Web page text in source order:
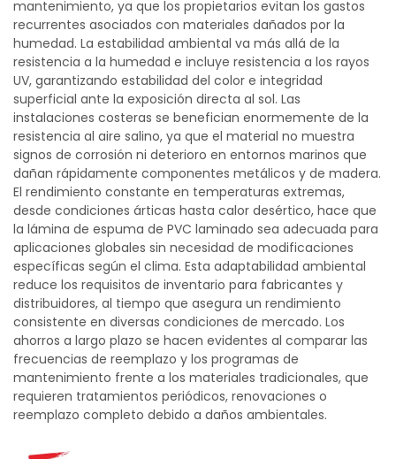
mantenimiento, ya que los propietarios evitan los gastos
recurrentes asociados con materiales dañados por la
humedad. La estabilidad ambiental va más allá de la
resistencia a la humedad e incluye resistencia a los rayos
UV, garantizando estabilidad del color e integridad
superficial ante la exposición directa al sol. Las
instalaciones costeras se benefician enormemente de la
resistencia al aire salino, ya que el material no muestra
signos de corrosión ni deterioro en entornos marinos que
dañan rápidamente componentes metálicos y de madera.
El rendimiento constante en temperaturas extremas,
desde condiciones árticas hasta calor desértico, hace que
la lámina de espuma de PVC laminado sea adecuada para
aplicaciones globales sin necesidad de modificaciones
específicas según el clima. Esta adaptabilidad ambiental
reduce los requisitos de inventario para fabricantes y
distribuidores, al tiempo que asegura un rendimiento
consistente en diversas condiciones de mercado. Los
ahorros a largo plazo se hacen evidentes al comparar las
frecuencias de reemplazo y los programas de
mantenimiento frente a los materiales tradicionales, que
requieren tratamientos periódicos, renovaciones o
reemplazo completo debido a daños ambientales.